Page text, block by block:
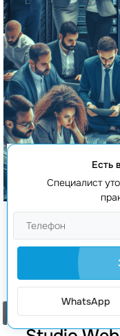
Аутсорсинг
Есть
Специалист
WhatsApp
Заказать звонок